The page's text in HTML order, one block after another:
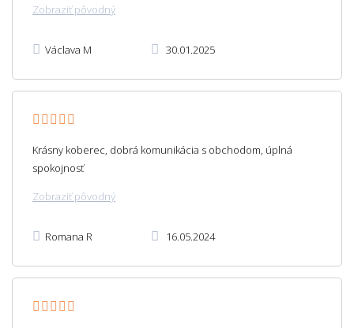
Zobraziť pôvodný
Václava M 30.01.2025
Krásny koberec, dobrá komunikácia s obchodom, úplná
spokojnosť
Zobraziť pôvodný
Romana R 16.05.2024